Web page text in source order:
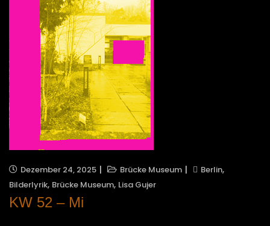
Dezember 24, 2025 Brücke Museum Berlin,
Bilderlyrik, Brücke Museum, Lisa Gujer
KW 52 – Mi